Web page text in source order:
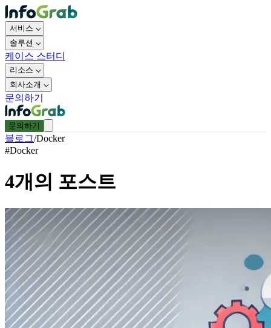
서비스
솔루션
케이스 스터디
리소스
회사소개
문의하기
문의하기
블로그/Docker
#Docker
4개의 포스트